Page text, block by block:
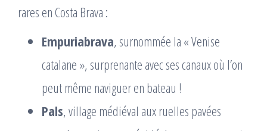
rares en Costa Brava :
Empuriabrava, surnommée la « Venise
catalane », surprenante avec ses canaux où l’on
peut même naviguer en bateau !
Pals, village médiéval aux ruelles pavées